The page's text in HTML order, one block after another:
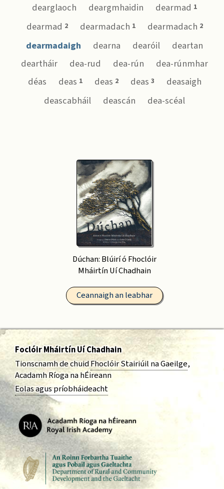
dearglaoch deargmhaidin dearmad 1
dearmad 2 dearmadach 1 dearmadach 2
dearmadaigh dearna dearóil
deartan
deartháir
dea-rud dea-rún
dea-rúnmhar
déas
deas 1 deas 2 deas 3
deasaigh
deascabháil
deascán dea-scéal
Dúchan: Blúirí ó Fhoclóir
Mháirtín Uí Chadhain
Ceannaigh an leabhar
Foclóir Mháirtín Uí Chadhain
Tionscnamh de chuidFhoclóir Stairiúil na Gaeilge,
Acadamh Ríoga na hÉireann
Eolas agus príobháideacht